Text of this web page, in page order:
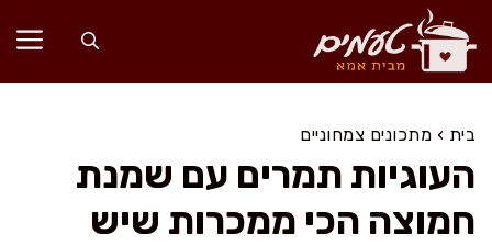
לדלג
לתוכן
בית › מתכונים צמחוניים
העוגיות תמרים עם שמנת
חמוצה הכי ממכרות שיש